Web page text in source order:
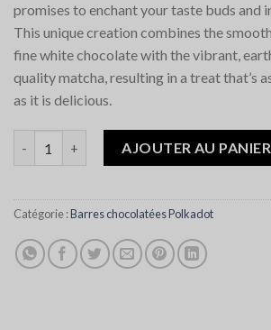
promises to enchant your taste buds and
This unique creation combines the
fine white chocolate with the vibrant,
quality matcha, resulting in a treat that’s
as it is delicious.
AJOUTER AU PANIER
Catégorie :Barres chocolatées Polkadot